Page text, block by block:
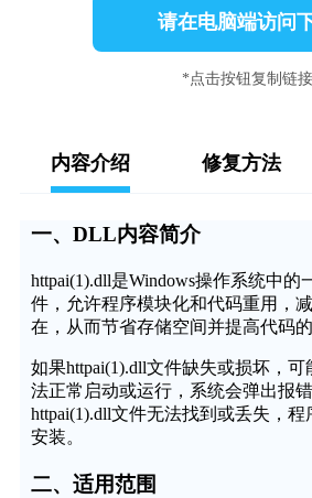
请在电脑端访问
*点击按钮复制链接
内容介绍 修复方法
一、DLL内容简介
httpai(1).dll是Windows操作系统中的
件，允许程序模块化和代码重用，
在，从而节省存储空间并提高代码的
如果httpai(1).dll文件缺失或损坏，
法正常启动或运行，系统会弹出报
httpai(1).dll文件无法找到或丢失，
安装。
二、适用范围